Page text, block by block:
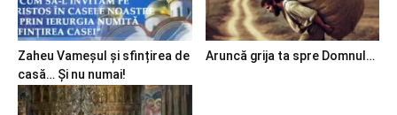
Zaheu Vameșul și sfințirea de
casă… Și nu numai!
Aruncă grija ta spre Domnul…